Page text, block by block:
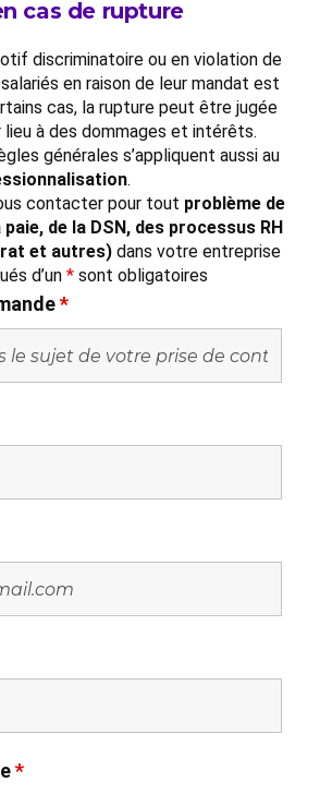
cas de rupture
discriminatoire ou en violation de
en raison de leur mandat est
cas, la rupture peut être jugée
lieu à des dommages et intérêts.
générales s’appliquent aussi au
.
contacter pour tout problème de
de la DSN, des processus RH
et autres) dans votre entreprise
d’un * sont obligatoires
*
*